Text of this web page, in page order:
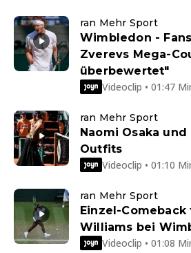
ran Mehr Sport
Wimbledon -
Zverevs Mega-
überbewertet"
Videoclip • 01:47
ran Mehr Sport
Naomi Osaka
Outfits
Videoclip • 01:10
ran Mehr Sport
Einzel-Comeback
Williams bei
Videoclip • 01:08